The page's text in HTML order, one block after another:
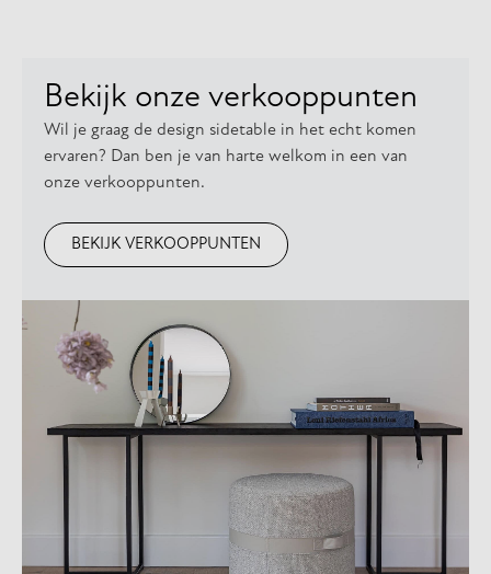
Bekijk onze verkooppunten
Wil je graag de design sidetable in het echt komen
ervaren? Dan ben je van harte welkom in een van
onze verkooppunten.
BEKIJK VERKOOPPUNTEN
Kunnen wij je ergens mee
helpen?
Kunnen wij je ergens mee
helpen?